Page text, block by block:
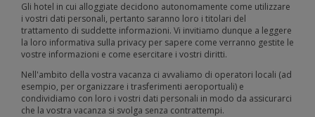
Gli hotel in cui alloggiate decidono autonomamente come utilizzare
i vostri dati personali, pertanto saranno loro i titolari del
trattamento di suddette informazioni. Vi invitiamo dunque a leggere
la loro informativa sulla privacy per sapere come verranno gestite le
vostre informazioni e come esercitare i vostri diritti.
Nell'ambito della vostra vacanza ci avvaliamo di operatori locali (ad
esempio, per organizzare i trasferimenti aeroportuali) e
condividiamo con loro i vostri dati personali in modo da assicurarci
che la vostra vacanza si svolga senza contrattempi.